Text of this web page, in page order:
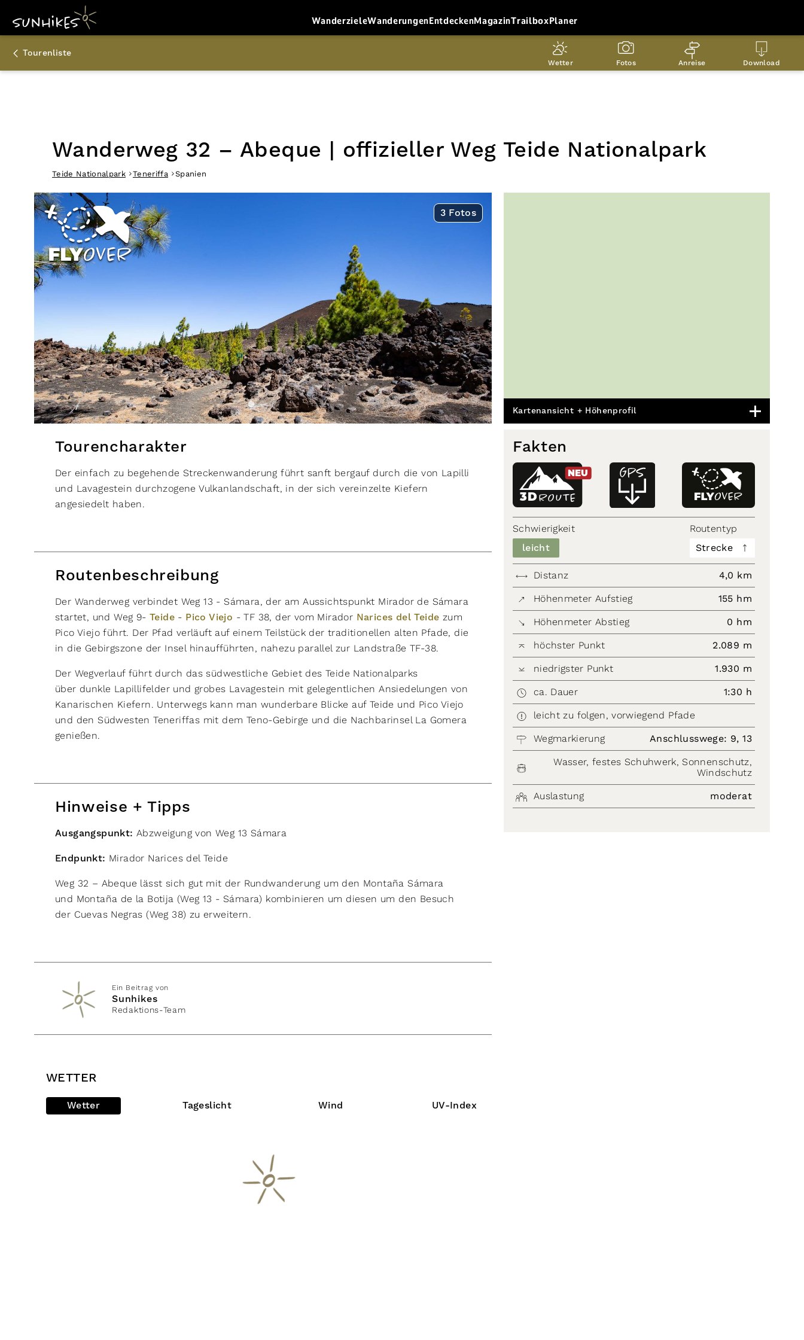
WanderzieleWanderungenEntdeckenMagazinTrailboxPlaner
Tourenliste
Wetter Fotos Anreise Download
Wanderweg 32 – Abeque | offizieller Weg Teide Nationalpark
Teide Nationalpark Teneriffa Spanien
3 Fotos
Kartenansicht + Höhenprofil
Tourencharakter
Der einfach zu begehende Streckenwanderung führt sanft bergauf durch die von Lapilli
und Lavagestein durchzogene Vulkanlandschaft, in der sich vereinzelte Kiefern
angesiedelt haben.
Routenbeschreibung
Der Wanderweg verbindet Weg 13 - Sámara, der am Aussichtspunkt Mirador de Sámara
startet, und Weg 9- Teide - Pico Viejo - TF 38, der vom Mirador Narices del Teide zum
Pico Viejo führt. Der Pfad verläuft auf einem Teilstück der traditionellen alten Pfade, die
in die Gebirgszone der Insel hinaufführten, nahezu parallel zur Landstraße TF-38.
Der Wegverlauf führt durch das südwestliche Gebiet des Teide Nationalparks
über dunkle Lapillifelder und grobes Lavagestein mit gelegentlichen Ansiedelungen von
Kanarischen Kiefern. Unterwegs kann man wunderbare Blicke auf Teide und Pico Viejo
und den Südwesten Teneriffas mit dem Teno-Gebirge und die Nachbarinsel La Gomera
genießen.
Hinweise + Tipps
Ausgangspunkt: Abzweigung von Weg 13 Sámara
Endpunkt: Mirador Narices del Teide
Weg 32 – Abeque lässt sich gut mit der Rundwanderung um den Montaña Sámara
und Montaña de la Botija (Weg 13 - Sámara) kombinieren um diesen um den Besuch
der Cuevas Negras (Weg 38) zu erweitern.​​
Ein Beitrag von
Sunhikes
Redaktions-Team
WETTER
Wetter Tageslicht Wind UV-Index
Fakten
ROUTE
3D
NEU
Schwierigkeit
leicht
Routentyp
Strecke
Distanz 4,0 km
Höhenmeter Aufstieg 155 hm
Höhenmeter Abstieg 0 hm
höchster Punkt 2.089 m
niedrigster Punkt 1.930 m
ca. Dauer 1:30 h
leicht zu folgen, vorwiegend Pfade
Wegmarkierung Anschlusswege: 9, 13
Wasser, festes Schuhwerk, Sonnenschutz,
Windschutz
Auslastung moderat